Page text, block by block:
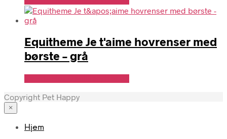
Equitheme Je t'aime hovrenser med
børste – grå
Copyright Pet Happy
×
Hjem